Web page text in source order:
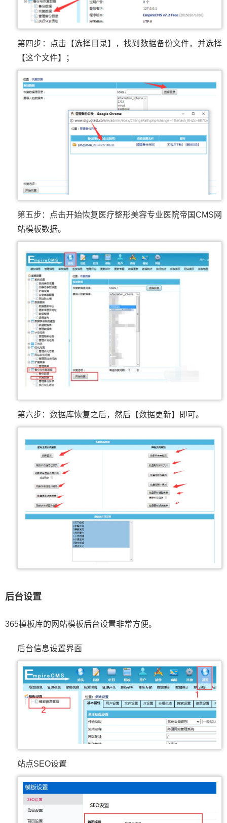
第四步：点击【选择目录】，找到数据备份文件，并选择
【这个文件】；
第五步：点击开始恢复医疗整形美容专业医院帝国CMS网
站模板数据。
第六步：数据库恢复之后，然后【数据更新】即可。
后台设置
365模板库的网站模板后台设置非常方便。
后台信息设置界面
站点SEO设置